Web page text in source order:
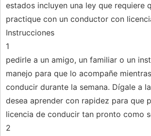
estados incluyen una ley que requiere
practique con un conductor con
Instrucciones
1
pedirle a un amigo, un familiar o un
manejo para que lo acompañe
conducir durante la semana. Dígale a
desea aprender con rapidez para que
licencia de conducir tan pronto como
2